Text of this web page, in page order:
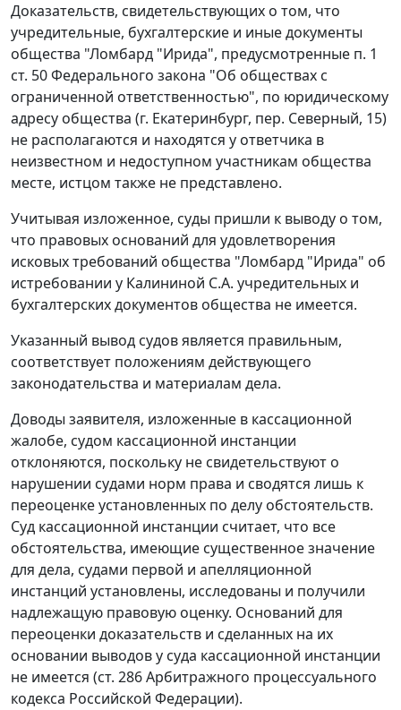
Доказательств, свидетельствующих о том, что
учредительные, бухгалтерские и иные документы
общества "Ломбард "Ирида", предусмотренные п. 1
ст. 50Федерального закона "Об обществах с
ограниченной ответственностью", по юридическому
адресу общества (г. Екатеринбург, пер. Северный, 15)
не располагаются и находятся у ответчика в
неизвестном и недоступном участникам общества
месте, истцом также не представлено.
Учитывая изложенное, суды пришли к выводу о том,
что правовых оснований для удовлетворения
исковых требований общества "Ломбард "Ирида" об
истребовании у Калининой С.А. учредительных и
бухгалтерских документов общества не имеется.
Указанный вывод судов является правильным,
соответствует положениям действующего
законодательства и материалам дела.
Доводы заявителя, изложенные в кассационной
жалобе, судом кассационной инстанции
отклоняются, поскольку не свидетельствуют о
нарушении судами норм права и сводятся лишь к
переоценке установленных по делу обстоятельств.
Суд кассационной инстанции считает, что все
обстоятельства, имеющие существенное значение
для дела, судами первой и апелляционной
инстанций установлены, исследованы и получили
надлежащую правовую оценку. Оснований для
переоценки доказательств и сделанных на их
основании выводов у суда кассационной инстанции
не имеется (ст. 286Арбитражного процессуального
кодекса Российской Федерации).